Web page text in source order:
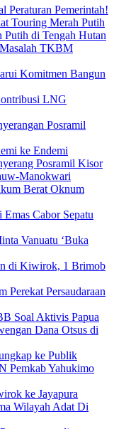
Peraturan Pemerintah!
Touring Merah Putih
di Tengah Hutan
Masalah TKBM
Komitmen Bangun
LNG
Posramil
ke Endemi
Posramil Kisor
Manokwari
Berat Oknum
Cabor Sepatu
Vanuatu ‘Buka
di Kiwirok, 1 Brimob
Persaudaraan
Soal Aktivis Papua
Dana Otsus di
ke Publik
Pemkab Yahukimo
ke Jayapura
Wilayah Adat Di